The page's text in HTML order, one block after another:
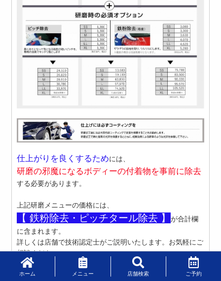
仕上がりを良くするためには、
研磨の邪魔になるボディーの付着物を事前に 除去
する必要があります。
上記研磨メニューの価格には、
【 鉄粉除去・ピッチタール除去 】が合計欄
に含まれます。
詳しくは店舗で技術認定士がご説明いたします。お気軽にご
相談ください。
ホーム メニュー 店舗検索 ご予約